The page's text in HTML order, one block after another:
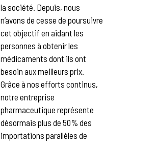
la société. Depuis, nous
n’avons de cesse de poursuivre
cet objectif en aidant les
personnes à obtenir les
médicaments dont ils ont
besoin aux meilleurs prix.
Grâce à nos efforts continus,
notre entreprise
pharmaceutique représente
désormais plus de 50% des
importations parallèles de